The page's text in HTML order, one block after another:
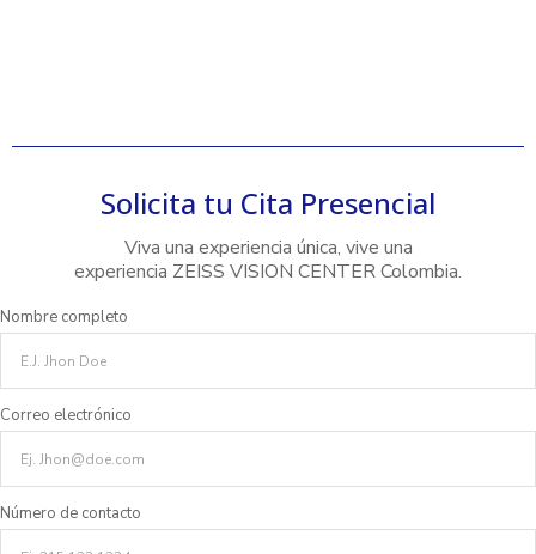
Solicita tu Cita Presencial
Viva una experiencia única, vive una
experiencia ZEISS VISION CENTER Colombia.
Nombre completo
Correo electrónico
Número de contacto